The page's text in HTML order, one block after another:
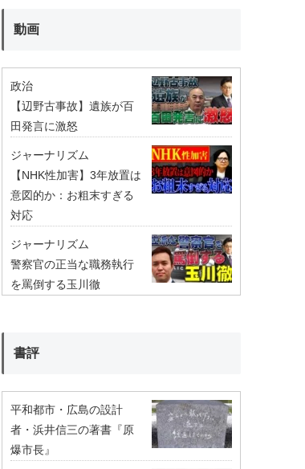
動画
政治
【辺野古事故】遺族が百
田発言に激怒
ジャーナリズム
【NHK性加害】3年放置は
意図的か：お粗末すぎる
対応
ジャーナリズム
警察官の正当な職務執行
を罵倒する玉川徹
書評
平和都市・広島の設計
者・浜井信三の著書『原
爆市長』